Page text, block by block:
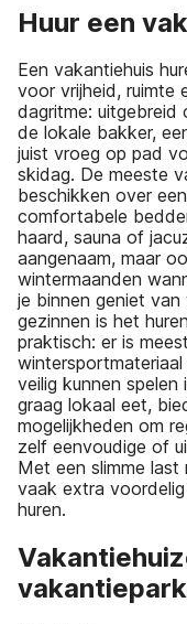
Huur een
Een vakantiehuis
voor vrijheid, ruimte
dagritme:
de lokale bakker,
juist vroeg op pad
skidag. De meeste
beschikken over
comfortabele
haard, sauna of
aangenaam, maar
wintermaanden
je binnen geniet
gezinnen is het
praktisch: er is
veilig kunnen
graag lokaal eet,
mogelijkheden om
zelf eenvoudige of
Met een slimme
vaak extra
huren.